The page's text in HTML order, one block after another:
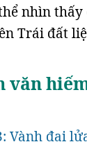
nhìn
Trái đất
Vành đai